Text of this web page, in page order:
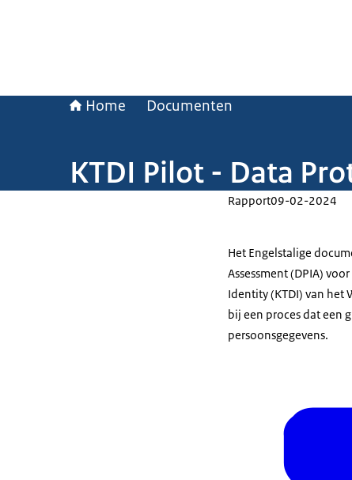
Home Documenten
KTDI Pilot - Data
Rapport09-02-2024
Het Engelstalige
Assessment (DPIA)
Identity (KTDI) van het
bij een proces dat een
persoonsgegevens.